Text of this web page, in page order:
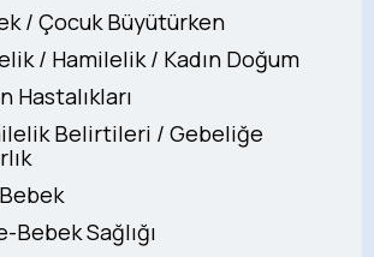
/ Çocuk Büyütürken
/ Hamilelik / Kadın Doğum
Hastalıkları
Belirtileri / Gebeliğe
Bebek Sağlığı